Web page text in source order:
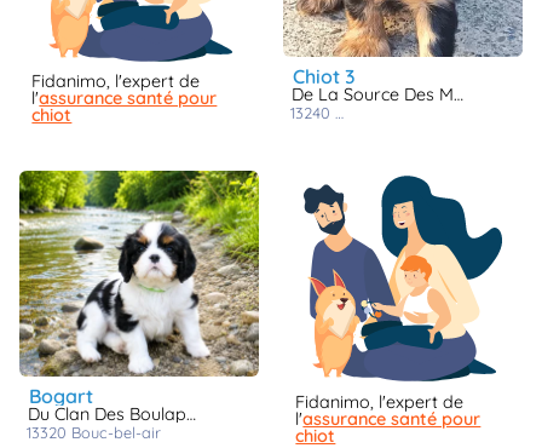
Fidanimo, l'expert de
l'assurance santé pour
chiot
chiot 3
De La Source Des Mayans
13240
bogart
Du Clan Des Boulapat
13320 bouc-bel-air
Fidanimo, l'expert de
l'assurance santé pour
chiot